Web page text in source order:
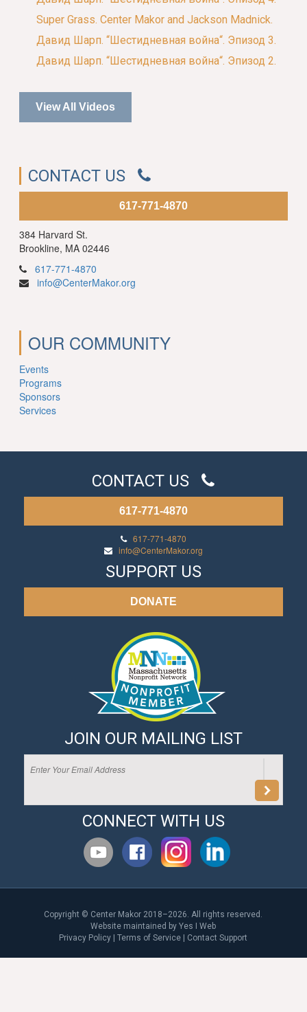
Super Grass. Center Makor and Jackson Madnick.
Давид Шарп. “Шестидневная война“. Эпизод 3.
Давид Шарп. “Шестидневная война“. Эпизод 2.
View All Videos
CONTACT US
617-771-4870
384 Harvard St.
Brookline, MA 02446
617-771-4870
info@CenterMakor.org
OUR COMMUNITY
Events
Programs
Sponsors
Services
CONTACT US
617-771-4870
617-771-4870
info@CenterMakor.org
SUPPORT US
DONATE
JOIN OUR MAILING LIST
CONNECT WITH US
Copyright © Center Makor 2018–2026. All rights reserved.
Website maintained byYes I Web
Privacy Policy |Terms of Service Contact Support